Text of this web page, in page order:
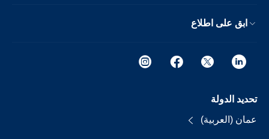
ابق على اطلاع
تحديد الدولة
عمان (العربية)